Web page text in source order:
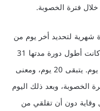
فترة الخصوبة.
دورة شهرية لتحديد أخر يوم من
فترة الخصوبة. على سبيل المثال، إذا كانت أطول دورة مدتها 31
يوم، إذن إطرحي 11 يوم من أصل 31 يوم. يتبقى 20 يوم، ومعنى
في فترة الخصوبة، وبعد ذلك اليوم
دون أن تقلقي من